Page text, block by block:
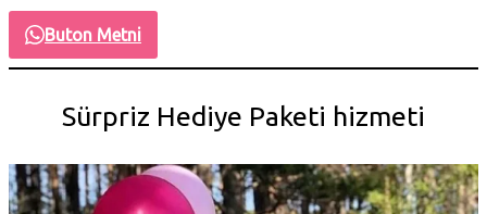
Buton Metni
Sürpriz Hediye Paketi hizmeti